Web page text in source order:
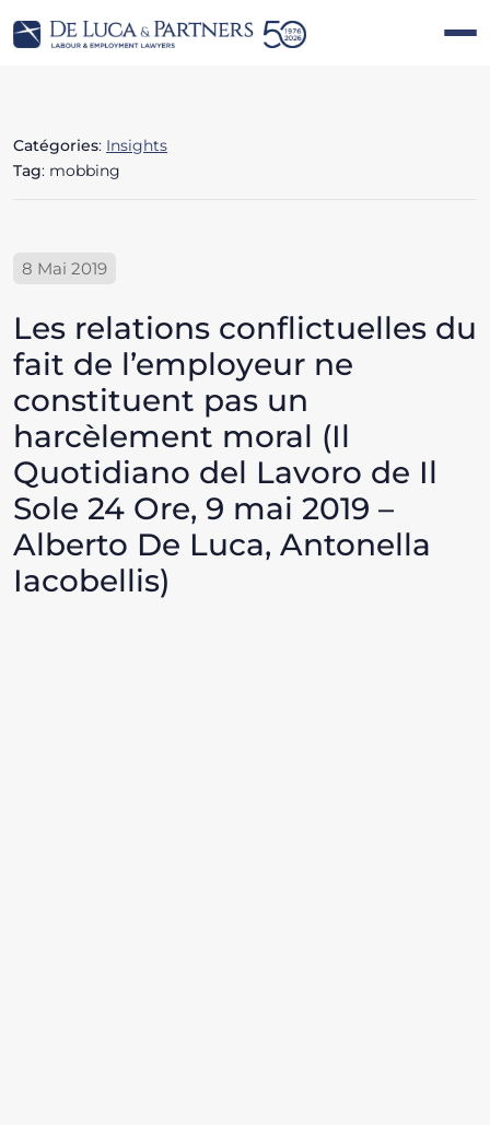
Catégories: Insights
Tag: mobbing
8 Mai 2019
Les relations conflictuelles du
fait de l’employeur ne
constituent pas un
harcèlement moral (Il
Quotidiano del Lavoro de Il
Sole 24 Ore, 9 mai 2019 –
Alberto De Luca, Antonella
Iacobellis)